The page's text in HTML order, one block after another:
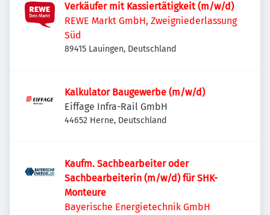
Verkäufer mit Kassiertätigkeit (m/w/d)
REWE Markt GmbH, Zweigniederlassung
Süd
89415 Lauingen, Deutschland
Kalkulator Baugewerbe (m/w/d)
Eiffage Infra-Rail GmbH
44652 Herne, Deutschland
Kaufm. Sachbearbeiter oder
Sachbearbeiterin (m/w/d) für SHK-
Monteure
Bayerische Energietechnik GmbH